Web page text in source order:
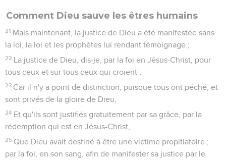
Comment Dieu sauve les êtres humains
21 Mais maintenant, la justice de Dieu a été manifestée sans
la loi, la loi et les prophètes lui rendant témoignage ;
22 La justice de Dieu, dis-je, par la foi en Jésus-Christ, pour
tous ceux et sur tous ceux qui croient ;
23 Car il n'y a point de distinction, puisque tous ont péché, et
sont privés de la gloire de Dieu,
24 Et qu'ils sont justifiés gratuitement par sa grâce, par la
rédemption qui est en Jésus-Christ,
25 Que Dieu avait destiné à être une victime propitiatoire ;
par la foi, en son sang, afin de manifester sa justice par le